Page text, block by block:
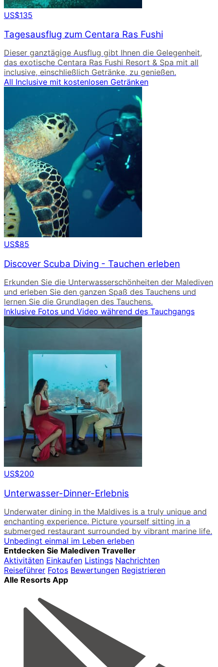
US$135
Tagesausflug zum Centara Ras Fushi
Dieser ganztägige Ausflug gibt Ihnen die Gelegenheit,
das exotische Centara Ras Fushi Resort & Spa mit all
inclusive, einschließlich Getränke, zu genießen.
All Inclusive mit kostenlosen Getränken
US$85
Discover Scuba Diving - Tauchen erleben
Erkunden Sie die Unterwasserschönheiten der Malediven
und erleben Sie den ganzen Spaß des Tauchens und
lernen Sie die Grundlagen des Tauchens.
Inklusive Fotos und Video während des Tauchgangs
US$200
Unterwasser-Dinner-Erlebnis
Underwater dining in the Maldives is a truly unique and
enchanting experience. Picture yourself sitting in a
submerged restaurant surrounded by vibrant marine life.
Unbedingt einmal im Leben erleben
Entdecken Sie Malediven Traveller
Aktivitäten Einkaufen Listings Nachrichten
Reiseführer Fotos Bewertungen Registrieren
Alle Resorts App